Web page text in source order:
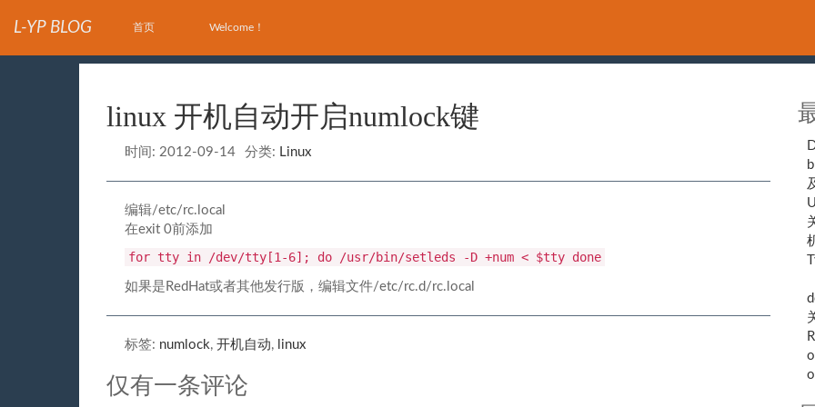
L-YP BLOG 首页 Welcome！
linux 开机自动开启numlock键
时间: 2012-09-14 分类: Linux
编辑/etc/rc.local
在exit 0前添加
for tty in /dev/tty[1-6]; do /usr/bin/setleds -D +num < $tty done
如果是RedHat或者其他发行版，编辑文件/etc/rc.d/rc.local
标签: numlock, 开机自动, linux
仅有一条评论